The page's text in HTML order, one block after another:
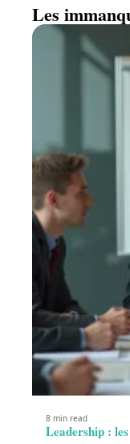
Les
8 min read
Leadership :